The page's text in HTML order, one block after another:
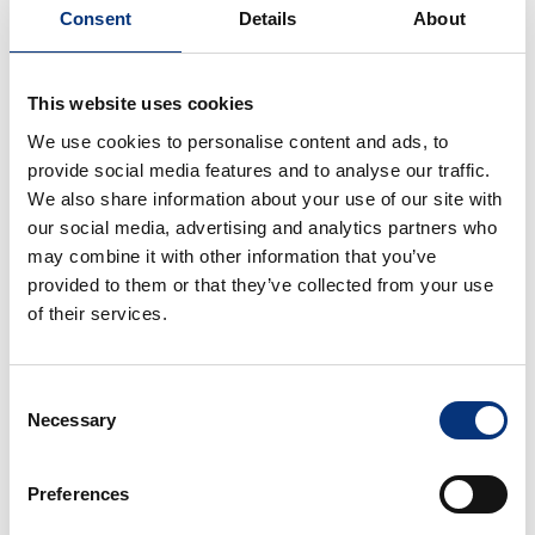
Consent Details About
This website uses cookies
We use cookies to personalise content and ads, to
provide social media features and to analyse our traffic.
We also share information about your use of our site with
our social media, advertising and analytics partners who
may combine it with other information that you’ve
provided to them or that they’ve collected from your use
of their services.
Selection
Necessary
Preferences
⚓ Puerto Marina & Sea Life – 10 km
🏖️ Playa – 300 m
🍸 CARACTERÍSTICAS & AMENITIES
Incluido:
✔️ Ropa de cama
✔️ Toallas de baño
✔️ Secador de pelo
✔️ Cafetera
✔️ Batidora
✔️ Tendedero